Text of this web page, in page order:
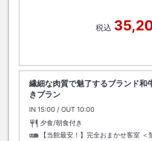
税込
繊細な肉質で魅了するブランド和
きプラン
IN チェックイン
15:00 / OUT チェックアウト
10:00
夕食/朝食付き
【当館最安！】完全おまかせ客室 ＜